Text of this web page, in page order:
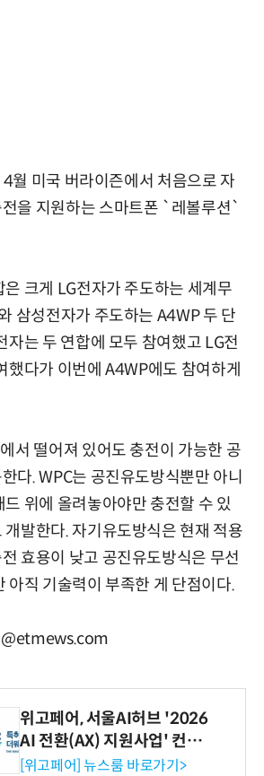
월 미국 버라이즌에서 처음으로 자
을 지원하는 스마트폰 `레볼루션`
크게 LG전자가 주도하는 세계무
삼성전자가 주도하는 A4WP 두 단
자는 두 연합에 모두 참여했고 LG전
했다가 이번에 A4WP에도 참여하게
서 떨어져 있어도 충전이 가능한 공
다. WPC는 공진유도방식뿐만 아니
위에 올려놓아야만 충전할 수 있
발한다. 자기유도방식은 현재 적용
효용이 낮고 공진유도방식은 무선
아직 기술력이 부족한 게 단점이다.
위고페어, 서울AI허브 '2026
AI 전환(AX) 지원사업' 컨소
시엄 선정
[위고페어] 뉴스룸 바로가기>